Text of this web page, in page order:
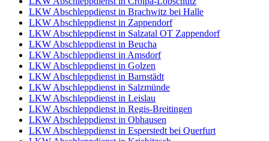
LKW Abschleppdienst in Brachwitz bei Halle
LKW Abschleppdienst in Zappendorf
LKW Abschleppdienst in Salzatal OT Zappendorf
LKW Abschleppdienst in Beucha
LKW Abschleppdienst in Amsdorf
LKW Abschleppdienst in Golzen
LKW Abschleppdienst in Barnstädt
LKW Abschleppdienst in Salzmünde
LKW Abschleppdienst in Leislau
LKW Abschleppdienst in Regis-Breitingen
LKW Abschleppdienst in Obhausen
LKW Abschleppdienst in Esperstedt bei Querfurt